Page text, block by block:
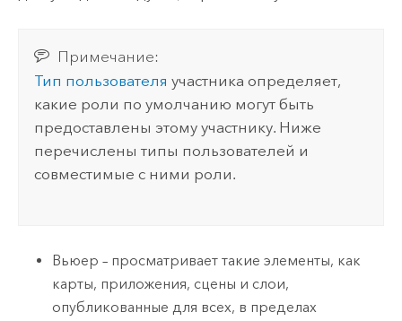
Примечание:
Тип пользователя участника определяет,
какие роли по умолчанию могут быть
предоставлены этому участнику. Ниже
перечислены типы пользователей и
совместимые с ними роли.
Вьюер – просматривает такие элементы, как
карты, приложения, сцены и слои,
опубликованные для всех, в пределах